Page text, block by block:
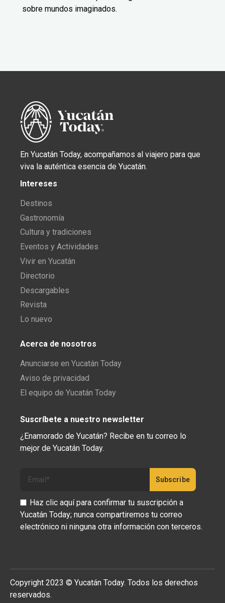
sobre mundos imaginados.
En Yucatán Today, acompañamos al viajero para que
viva la auténtica esencia de Yucatán.
Intereses
Destinos
Gastronomía
Cultura y tradiciones
Eventos y Actividades
Vivir en Yucatán
Directorio
Descargables
Revista
Lo nuevo
Acerca de nosotros
Anunciarse en Yucatán Today
Aviso de privacidad
El equipo de Yucatán Today
Suscríbete a nuestro newsletter
¿Enamorado de Yucatán? Recibe en tu correo lo
mejor de Yucatán Today.
Haz clic aquí para confirmar tu suscripción a
Yucatán Today; nunca compartiremos tu correo
electrónico ni ninguna otra información con terceros.
Copyright 2023 © Yucatán Today. Todos los derechos
reservados.